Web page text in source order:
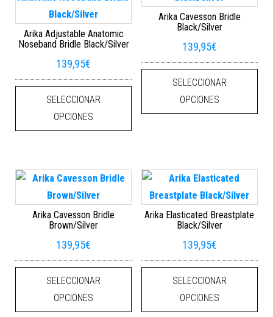
Arika Adjustable Anatomic
Noseband Bridle Black/Silver
139,95€
SELECCIONAR
OPCIONES
Este producto tiene múltiples
Arika Cavesson Bridle
Black/Silver
139,95€
SELECCIONAR
OPCIONES
Arika Cavesson Bridle
Brown/Silver
139,95€
SELECCIONAR
OPCIONES
Este producto tiene múltiples
Arika Elasticated Breastplate
Black/Silver
139,95€
SELECCIONAR
OPCIONES